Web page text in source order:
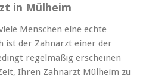
in Mülheim
Menschen eine echte
ist der Zahnarzt einer der
regelmäßig erscheinen
Ihren Zahnarzt Mülheim zu